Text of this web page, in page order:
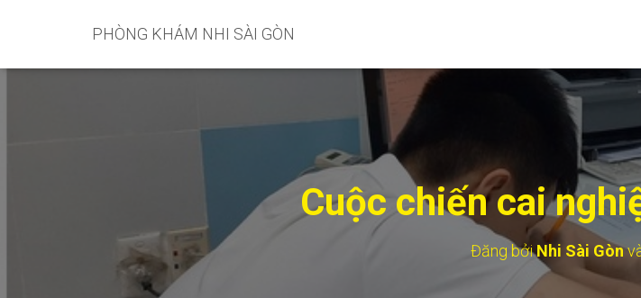
PHÒNG KHÁM NHI SÀI GÒN
Cuộc chiến cai
Đăng bởiNhi Sài Gòn